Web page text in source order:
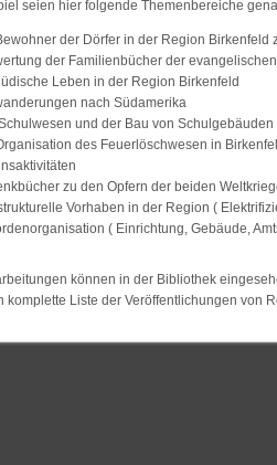
seien hier folgende Themenbereiche
der Dörfer in der Region Birkenfeld
der Familienbücher der
Leben in der Region Birkenfeld
nach Südamerika
und der Bau von
des Feuerlöschwesen in
zu den Opfern der beiden
Vorhaben in der Region (
( Einrichtung, Gebäude,
können in der Bibliothek
komplette Liste der Veröffentlichungen von